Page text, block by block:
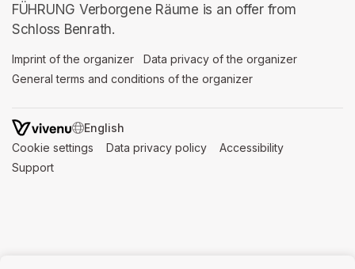
FÜHRUNG Verborgene Räume is an offer from
Schloss Benrath.
Imprint of the organizer (opens in a new tab)
Data privacy of the organizer
General terms and conditions of the organizer
SWITCH LANGUAGE
Cookie settings (opens in a new tab)
Data privacy policy (opens in a new tab)
Accessibility
Support